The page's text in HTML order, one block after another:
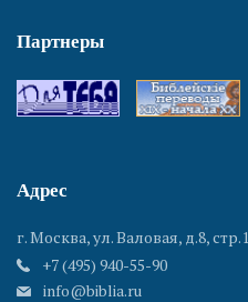
Партнеры
Адрес
г. Москва, ул. Валовая, д.8, стр.1
+7 (495) 940-55-90
info@biblia.ru